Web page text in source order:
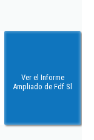
Ver el Informe
Ampliado de Fdf Sl